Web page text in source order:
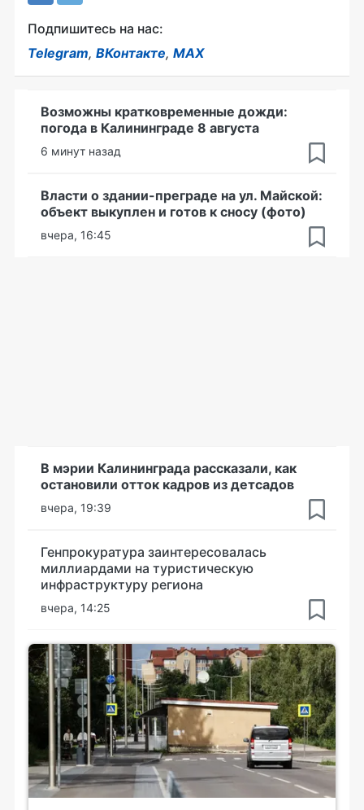
Подпишитесь на нас:
Telegram, ВКонтакте, MAX
Возможны кратковременные дожди:
погода в Калининграде 8 августа
6 минут назад
Власти о здании-преграде на ул. Майской:
объект выкуплен и готов к сносу (фото)
вчера, 16:45
В мэрии Калининграда рассказали, как
остановили отток кадров из детсадов
вчера, 19:39
Генпрокуратура заинтересовалась
миллиардами на туристическую
инфраструктуру региона
вчера, 14:25